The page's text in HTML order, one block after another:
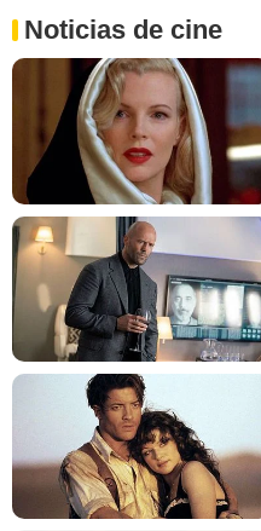
Noticias de cine